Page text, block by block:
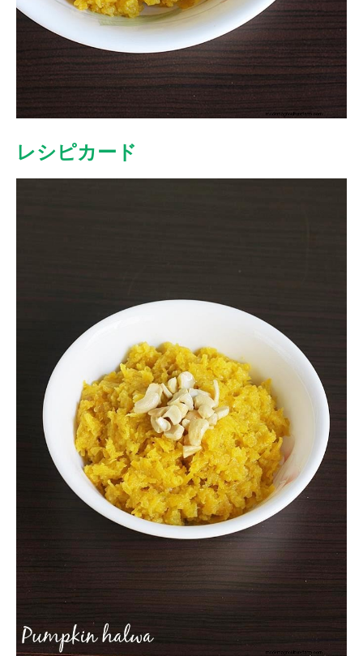
レシピカード